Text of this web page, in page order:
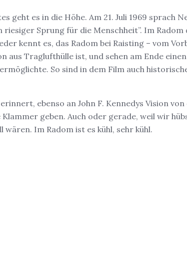
geht es in die Höhe. Am 21. Juli 1969
Sprung für die Menschheit”. Im
kennt es, das Radom bei Raisting – vom
aus Traglufthülle ist, und sehen am Ende
So sind in dem Film auch
ebenso an John F. Kennedys Vision
geben. Auch oder gerade, weil wir
Im Radom ist es kühl, sehr kühl.